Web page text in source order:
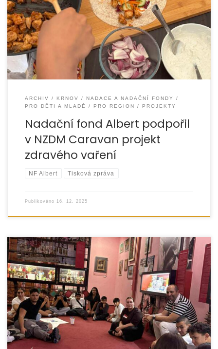
Nízkoprahové zařízení pro děti a mládež Caravan
úspěšně realizovalo projekt zaměřený na rozvoj zdravého
životního stylu a praktických dovedností v kuchyni. Díky
finanční
ARCHIV KRNOV
NADACE A NADAČNÍ FONDY
PRO DĚTI A MLADÉ
PRO REGION PROJEKTY
Nadační fond Albert podpořil
v NZDM Caravan projekt
zdravého vaření
NF Albert Tisková zpráva
Publikováno 16. 12. 2025
V sobotu 18. září 2025 jsme uspořádali vzdělávací výlet do
Brna, jehož hlavním cílem byla návštěva Muzea romské
kultury. Expozice Příběh Romů nabídla dětem